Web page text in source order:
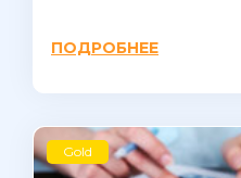
ПОДРОБНЕЕ
Gold